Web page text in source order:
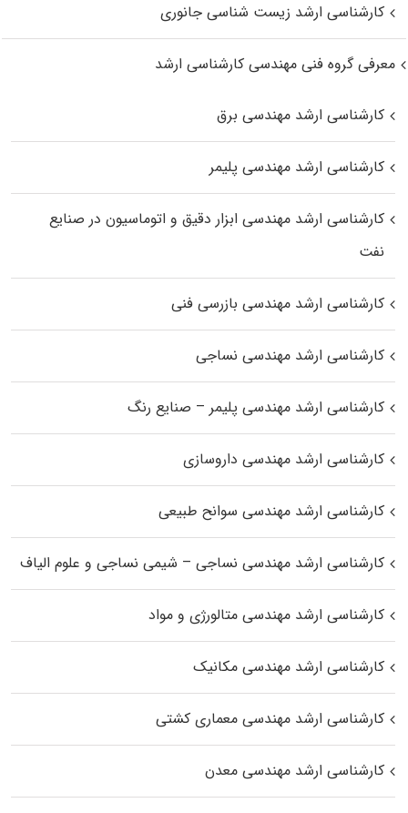
کارشناسی ارشد زیست‌ شناسی جانوری
معرفی گروه فنی مهندسی کارشناسی ارشد
کارشناسی ارشد مهندسی برق
کارشناسی ارشد مهندسی پلیمر
کارشناسی ارشد مهندسی ابزار دقیق و اتوماسیون در صنایع
نفت
کارشناسی ارشد مهندسی بازرسی فنی
کارشناسی ارشد مهندسی نساجی
کارشناسی ارشد مهندسی پلیمر – صنایع رنگ
کارشناسی ارشد مهندسی داروسازی
کارشناسی ارشد مهندسی سوانح طبیعی
کارشناسی ارشد مهندسی نساجی – شیمی نساجی و علوم الیاف
کارشناسی ارشد مهندسی متالورژی و مواد
کارشناسی ارشد مهندسی مکانیک
کارشناسی ارشد مهندسی معماری کشتی
کارشناسی ارشد مهندسی معدن